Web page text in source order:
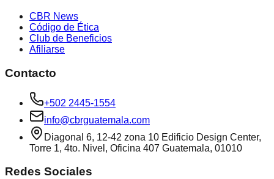
CBR News
Código de Ética
Club de Beneficios
Afiliarse
Contacto
+502 2445-1554
info@cbrguatemala.com
Diagonal 6, 12-42 zona 10 Edificio Design Center,
Torre 1, 4to. Nivel, Oficina 407 Guatemala, 01010
Redes Sociales